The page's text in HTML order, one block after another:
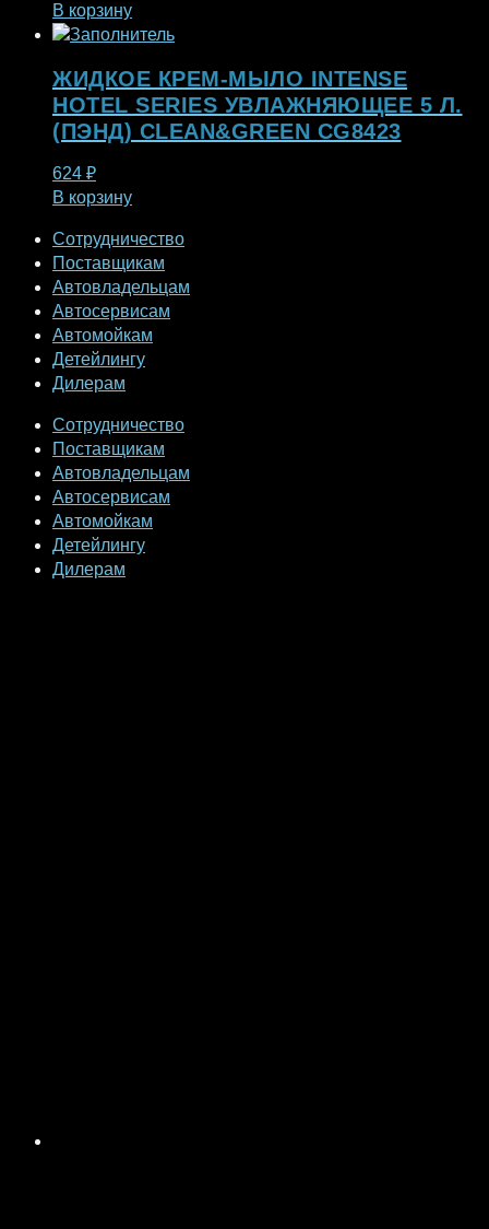
В корзину
ЖИДКОЕ КРЕМ-МЫЛО INTENSE
HOTEL SERIES УВЛАЖНЯЮЩЕЕ 5 Л.
(ПЭНД) CLEAN&GREEN CG8423
624 ₽
В корзину
Сотрудничество
Поставщикам
Автовладельцам
Автосервисам
Автомойкам
Детейлингу
Дилерам
Сотрудничество
Поставщикам
Автовладельцам
Автосервисам
Автомойкам
Детейлингу
Дилерам